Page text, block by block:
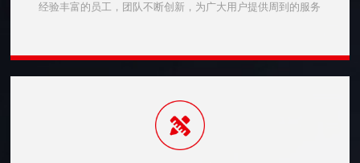
经验丰富的员工，团队不断创新，为广大用户提供周到的服务